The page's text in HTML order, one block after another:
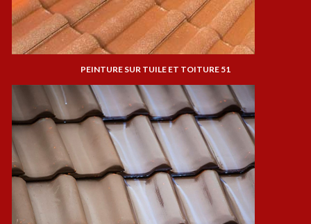
PEINTURE SUR TUILE ET TOITURE 51